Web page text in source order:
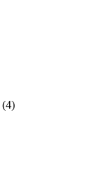
(4)